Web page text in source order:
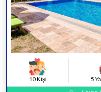
10 Kişi 5